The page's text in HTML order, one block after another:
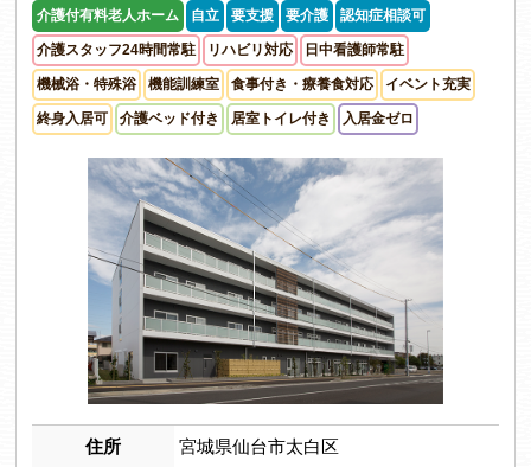
介護付有料老人ホーム 自立 要支援 要介護 認知症相談可
介護スタッフ24時間常駐 リハビリ対応 日中看護師常駐
機械浴・特殊浴 機能訓練室 食事付き・療養食対応 イベント充実
終身入居可 介護ベッド付き 居室トイレ付き 入居金ゼロ
住所 宮城県仙台市太白区